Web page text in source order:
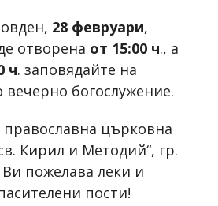
28 февруари,
отворена от 15:00 ч., а
ч. заповядайте на
вечерно богослужение.
православна църковна
Кирил и Методий“, гр.
пожелава леки и
пости!